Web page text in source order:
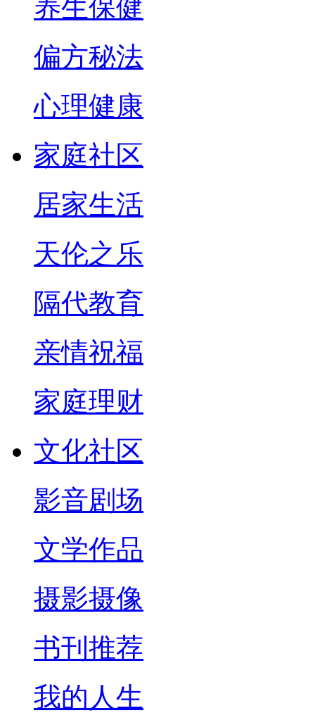
养生保健
偏方秘法
心理健康
家庭社区
居家生活
天伦之乐
隔代教育
亲情祝福
家庭理财
文化社区
影音剧场
文学作品
摄影摄像
书刊推荐
我的人生